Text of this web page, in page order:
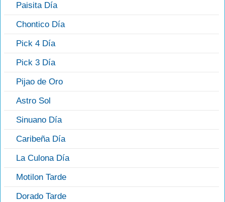
Paisita Día
Chontico Día
Pick 4 Día
Pick 3 Día
Pijao de Oro
Astro Sol
Sinuano Día
Caribeña Día
La Culona Día
Motilon Tarde
Dorado Tarde